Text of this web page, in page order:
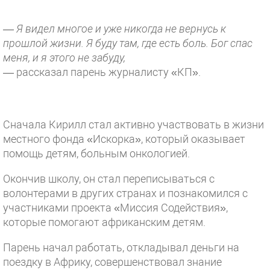
— Я видел многое и уже никогда не вернусь к
прошлой жизни. Я буду там, где есть боль. Бог спас
меня, и я этого не забуду,
— рассказал парень журналисту «КП».
Сначала Кирилл стал активно участвовать в жизни
местного фонда «Искорка», который оказывает
помощь детям, больным онкологией.
Окончив школу, он стал переписываться с
волонтерами в других странах и познакомился с
участниками проекта «Миссия Содействия»,
которые помогают африканским детям.
Парень начал работать, откладывал деньги на
поездку в Африку, совершенствовал знание